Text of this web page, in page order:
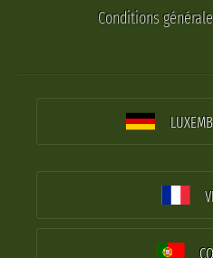
Conditions